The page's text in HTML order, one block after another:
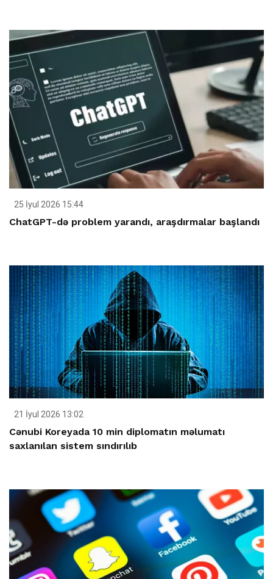
25 İyul 2026 15:44
ChatGPT-də problem yarandı, araşdırmalar başlandı
21 İyul 2026 13:02
Cənubi Koreyada 10 min diplomatın məlumatı
saxlanılan sistem sındırılıb